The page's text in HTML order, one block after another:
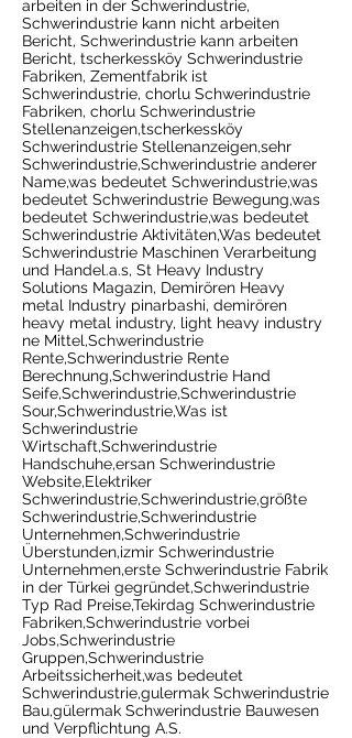
arbeiten in der Schwerindustrie,
Schwerindustrie kann nicht arbeiten
Bericht, Schwerindustrie kann arbeiten
Bericht, tscherkessköy Schwerindustrie
Fabriken, Zementfabrik ist
Schwerindustrie, chorlu Schwerindustrie
Fabriken, chorlu Schwerindustrie
Stellenanzeigen,tscherkessköy
Schwerindustrie Stellenanzeigen,sehr
Schwerindustrie,Schwerindustrie anderer
Name,was bedeutet Schwerindustrie,was
bedeutet Schwerindustrie Bewegung,was
bedeutet Schwerindustrie,was bedeutet
Schwerindustrie Aktivitäten,Was bedeutet
Schwerindustrie Maschinen Verarbeitung
und Handel.a.s, St Heavy Industry
Solutions Magazin, Demirören Heavy
metal Industry pinarbashi, demirören
heavy metal industry, light heavy industry
ne Mittel,Schwerindustrie
Rente,Schwerindustrie Rente
Berechnung,Schwerindustrie Hand
Seife,Schwerindustrie,Schwerindustrie
Sour,Schwerindustrie,Was ist
Schwerindustrie
Wirtschaft,Schwerindustrie
Handschuhe,ersan Schwerindustrie
Website,Elektriker
Schwerindustrie,Schwerindustrie,größte
Schwerindustrie,Schwerindustrie
Unternehmen,Schwerindustrie
Überstunden,izmir Schwerindustrie
Unternehmen,erste Schwerindustrie Fabrik
in der Türkei gegründet,Schwerindustrie
Typ Rad Preise,Tekirdag Schwerindustrie
Fabriken,Schwerindustrie vorbei
Jobs,Schwerindustrie
Gruppen,Schwerindustrie
Arbeitssicherheit,was bedeutet
Schwerindustrie,gulermak Schwerindustrie
Bau,gülermak Schwerindustrie Bauwesen
und Verpflichtung A.S.